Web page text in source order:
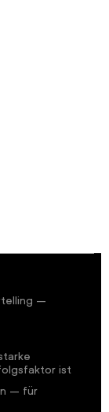
–
ist
– für